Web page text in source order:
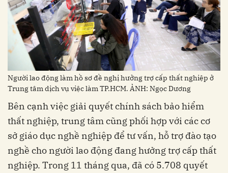
Người lao động làm hồ sơ đề nghị hưởng trợ cấp thất nghiệp ở
Trung tâm dịch vụ việc làm TP.HCM. ẢNH: Ngọc Dương
Bên cạnh việc giải quyết chính sách bảo hiểm
thất nghiệp, trung tâm cũng phối hợp với các cơ
sở giáo dục nghề nghiệp để tư vấn, hỗ trợ đào tạo
nghề cho người lao động đang hưởng trợ cấp thất
nghiệp. Trong 11 tháng qua, đã có 5.708 quyết